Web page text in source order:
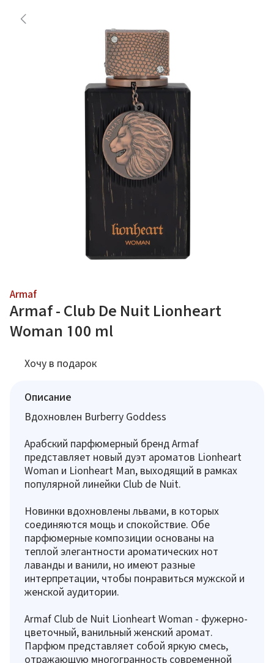
Armaf
Armaf - Club De Nuit Lionheart
Woman 100 ml
Хочу в подарок
Описание
Вдохновлен Burberry Goddess
Арабский парфюмерный бренд Armaf
представляет новый дуэт ароматов Lionheart
Woman и Lionheart Man, выходящий в рамках
популярной линейки Club de Nuit.
Новинки вдохновлены львами, в которых
соединяются мощь и спокойствие. Обе
парфюмерные композиции основаны на
теплой элегантности ароматических нот
лаванды и ванили, но имеют разные
интерпретации, чтобы понравиться мужской и
женской аудитории.
Armaf Club de Nuit Lionheart Woman - фужерно-
цветочный, ванильный женский аромат.
Парфюм представляет собой яркую смесь,
отражающую многогранность современной